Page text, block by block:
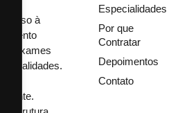
à
exames
Especialidades
Por que
Contratar
Depoimentos
Contato